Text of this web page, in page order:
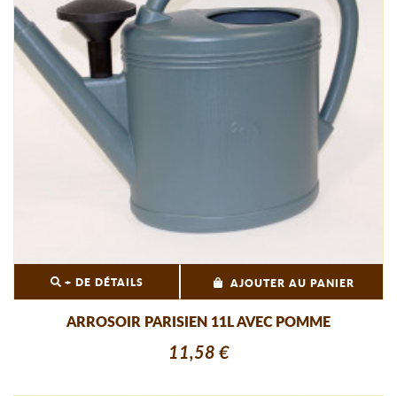
+ DE DÉTAILS AJOUTER AU PANIER
ARROSOIR PARISIEN 11L AVEC POMME
11,58 €